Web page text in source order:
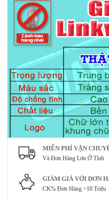
MIỄN PHÍ VẬN
Và Đơn Hàng Lớn Ở Tỉnh
GIẢM GIÁ VỚI ĐƠN
CK% Đơn Hàng >10 Triệu